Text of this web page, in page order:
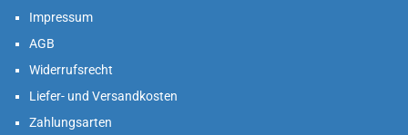
Impressum
AGB
Widerrufsrecht
Liefer- und Versandkosten
Zahlungsarten